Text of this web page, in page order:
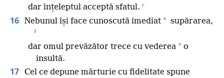
dar înțeleptul acceptă sfatul. r
16 Nebunul își face cunoscută imediat * supărarea,
s
dar omul prevăzător trece cu vederea * o
insultă.
17 Cel ce depune mărturie cu fidelitate spune